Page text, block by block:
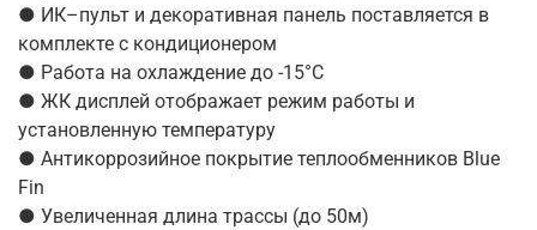
● ИК–пульт и декоративная панель поставляется в
комплекте с кондиционером
● Работа на охлаждение до -15°С
● ЖК дисплей отображает режим работы и
установленную температуру
● Антикоррозийное покрытие теплообменников Blue
Fin
● Увеличенная длина трассы (до 50м)